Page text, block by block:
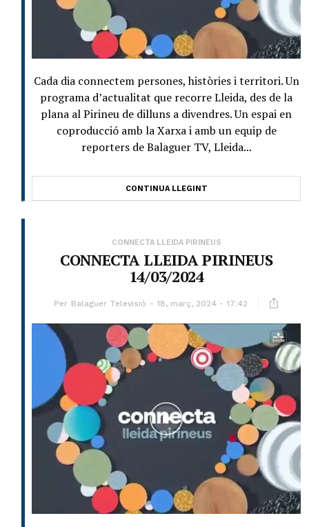
Cada dia connectem persones, històries i territori. Un
programa d’actualitat que recorre Lleida, des de la
plana al Pirineu de dilluns a divendres. Un espai en
coproducció amb la Xarxa i amb un equip de
reporters de Balaguer TV, Lleida...
CONTINUA LLEGINT
CONNECTA LLEIDA PIRINEUS
CONNECTA LLEIDA PIRINEUS
14/03/2024
Per Balaguer Televisió 18, març, 2024 - 17:42